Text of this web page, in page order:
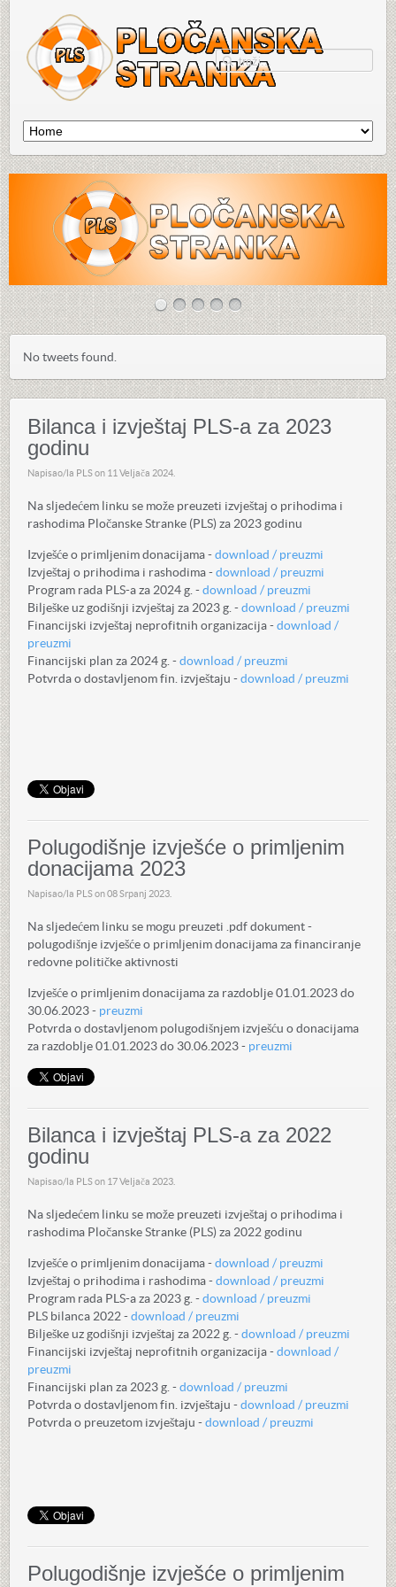
No tweets found.
Bilanca i izvještaj PLS-a za 2023
godinu
Napisao/la PLS on 11 Veljača 2024
Na sljedećem linku se može preuzeti izvještaj o prihodima i
rashodima Pločanske Stranke (PLS) za 2023 godinu
Izvješće o primljenim donacijama -download / preuzmi
Izvještaj o prihodima i rashodima -download / preuzmi
Program rada PLS-a za 2024 g. -download / preuzmi
Bilješke uz godišnji izvještaj za 2023 g. -download / preuzmi
Financijski izvještaj neprofitnih organizacija -download /
preuzmi
Financijski plan za 2024 g. -download / preuzmi
Potvrda o dostavljenom fin. izvještaju -download / preuzmi
Polugodišnje izvješće o primljenim
donacijama 2023
Napisao/la PLS on08 Srpanj 2023
Na sljedećem linku se mogu preuzeti .pdf dokument -
polugodišnje izvješće o primljenim donacijama za financiranje
redovne političke aktivnosti
Izvješće o primljenim donacijama za razdoblje 01.01.2023 do
30.06.2023 - preuzmi
Potvrda o dostavljenom polugodišnjem izvješću o donacijama
za razdoblje 01.01.2023 do 30.06.2023 - preuzmi
Bilanca i izvještaj PLS-a za 2022
godinu
Napisao/la PLS on 17 Veljača 2023
Na sljedećem linku se može preuzeti izvještaj o prihodima i
rashodima Pločanske Stranke (PLS) za 2022 godinu
Izvješće o primljenim donacijama -download / preuzmi
Izvještaj o prihodima i rashodima -download / preuzmi
Program rada PLS-a za 2023 g. -download / preuzmi
PLS bilanca 2022 -download / preuzmi
Bilješke uz godišnji izvještaj za 2022 g. -download / preuzmi
Financijski izvještaj neprofitnih organizacija -download /
preuzmi
Financijski plan za 2023 g. -download / preuzmi
Potvrda o dostavljenom fin. izvještaju -download / preuzmi
Potvrda o preuzetom izvještaju -download / preuzmi
Polugodišnje izvješće o primljenim